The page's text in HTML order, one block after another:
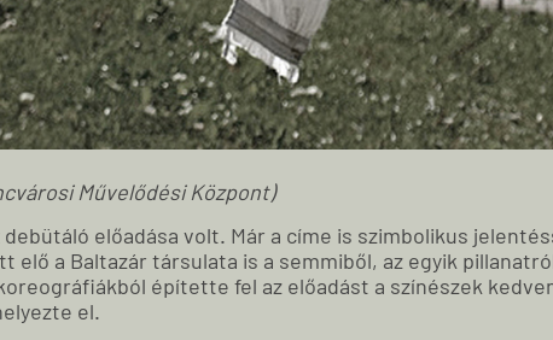
Művelődési Központ)
debütáló előadása volt. Már a címe is szimbolikus
elő a Baltazár társulata is a semmiből, az egyik
építette fel az előadást a színészek
el.